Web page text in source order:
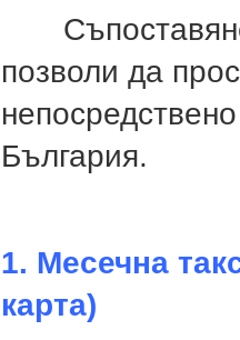
позволи да
България.
1. Месечна
карта)